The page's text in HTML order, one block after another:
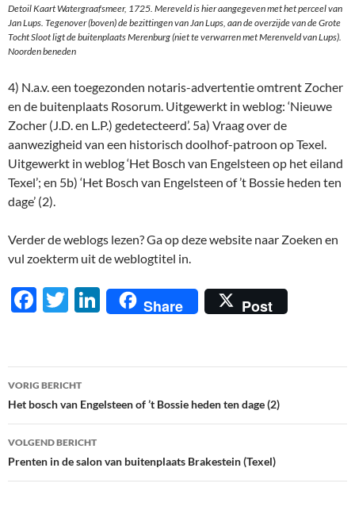
Detoil Kaart Watergraafsmeer, 1725. Mereveld is hier aangegeven met het perceel van
Jan Lups. Tegenover (boven) de bezittingen van Jan Lups, aan de overzijde van de Grote
Tocht Sloot ligt de buitenplaats Merenburg (niet te verwarren met Merenveld van Lups).
Noorden beneden
4) N.a.v. een toegezonden notaris-advertentie omtrent Zocher
en de buitenplaats Rosorum. Uitgewerkt in weblog: ‘Nieuwe
Zocher (J.D. en L.P.) gedetecteerd’. 5a) Vraag over de
aanwezigheid van een historisch doolhof-patroon op Texel.
Uitgewerkt in weblog ‘Het Bosch van Engelsteen op het eiland
Texel’; en 5b) ‘Het Bosch van Engelsteen of ’t Bossie heden ten
dage’ (2).
Verder de weblogs lezen? Ga op deze website naar Zoeken en
vul zoekterm uit de weblogtitel in.
F
b
o
o
k
T
er
Li
n
e
dI
n
Share Post
Berichtnavigatie
VORIG BERICHT
Het bosch van Engelsteen of ’t Bossie heden ten dage (2)
VOLGEND BERICHT
Prenten in de salon van buitenplaats Brakestein (Texel)